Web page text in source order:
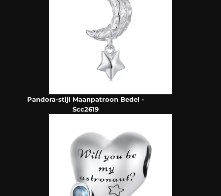
Pandora-stijl Maanpatroon Bedel -
Scc2619